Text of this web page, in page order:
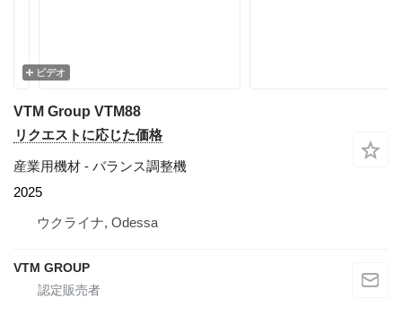
ビデオ
VTM Group VTM88
リクエストに応じた価格
産業用機材 - バランス調整機
2025
ウクライナ, Odessa
VTM GROUP